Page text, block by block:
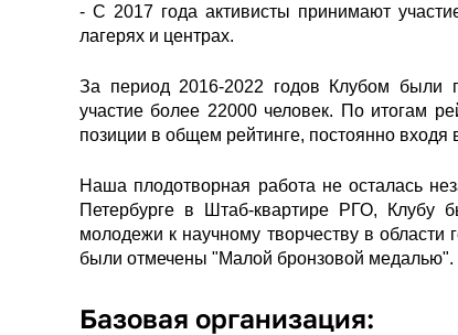
- С 2017 года активисты принимают
лагерях и центрах.
За период 2016-2022 годов Клубом были
участие более 22000 человек. По итогам
позиции в общем рейтинге, постоянно
Наша плодотворная работа не осталась
Петербурге в Штаб-квартире РГО, Клубу
молодежи к научному творчеству в
были отмечены "Малой бронзовой медалью".
Базовая организация: